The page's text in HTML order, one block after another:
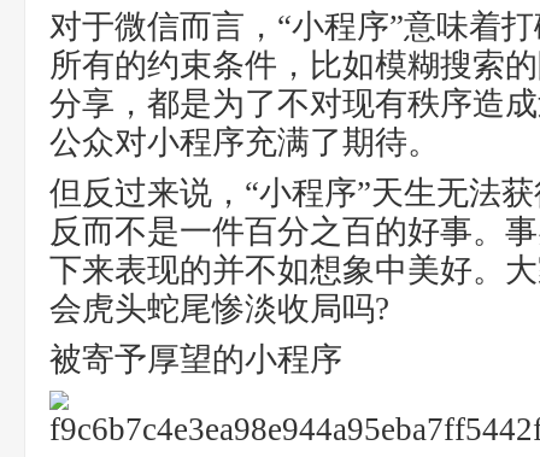
对于微信而言，“小程序”意味着
所有的约束条件，比如模糊搜索
分享，都是为了不对现有秩序造
公众对小程序充满了期待。
但反过来说，“小程序”天生无法
反而不是一件百分之百的好事。
下来表现的并不如想象中美好。
会虎头蛇尾惨淡收局吗?
被寄予厚望的小程序